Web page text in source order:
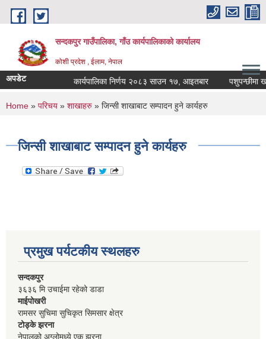
Skip to main content
सन्दकपुर गाउँपालिका, गाँउ कार्यपालिकाको कार्यालय
कोशी प्रदेश , ईलाम, नेपाल
अपडेट कार्यपालिका निर्णय २०८३ साउन १७, आइतबार पशुपन्छीमा
You are here
Home » परिचय » शाखाहरु » जिन्सी शाखाबाट सम्पादन हुने कार्यहरु
जिन्सी शाखाबाट सम्पादन हुने कार्यहरु
प्रमुख पर्यटकीय स्थलहरु
सन्दकपुर
३६३६ मि उचाईमा रहेको डाडा
माईपोखरी
रामसर सुचिमा सुचिकृत सिमसार क्षेत्र
टोड्के झरना
नेपालको अग्लोमध्ये एक झरना